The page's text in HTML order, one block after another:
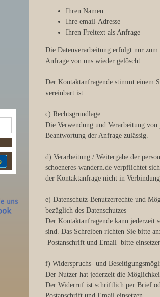
Ihren Namen
Ihre email-Adresse
Ihren Freitext als Anfrage
Die Datenverarbeitung erfolgt nur zum
Anfrage von uns wieder gelöscht.
Der Kontaktanfragende stimmt einem
vereinbart ist.
c) Rechtsgrundlage
Die Verwendung und Verarbeitung
Beantwortung der Anfrage zulässig.
d) Verarbeitung / Weitergabe der
schoeneres-wandern.de verpflichtet
der Kontaktanfrage nicht in Verbindung
e) Datenschutz-Benutzerrechte und
bezüglich des Datenschutzes
Der Kontaktanfragende kann jederzeit
sind. Das Schreiben richten Sie bitte an:
Postanschrift und Email bitte
f) Widerspruchs- und
Der Nutzer hat jederzeit die
Der Widerruf ist schriftlich per Brief